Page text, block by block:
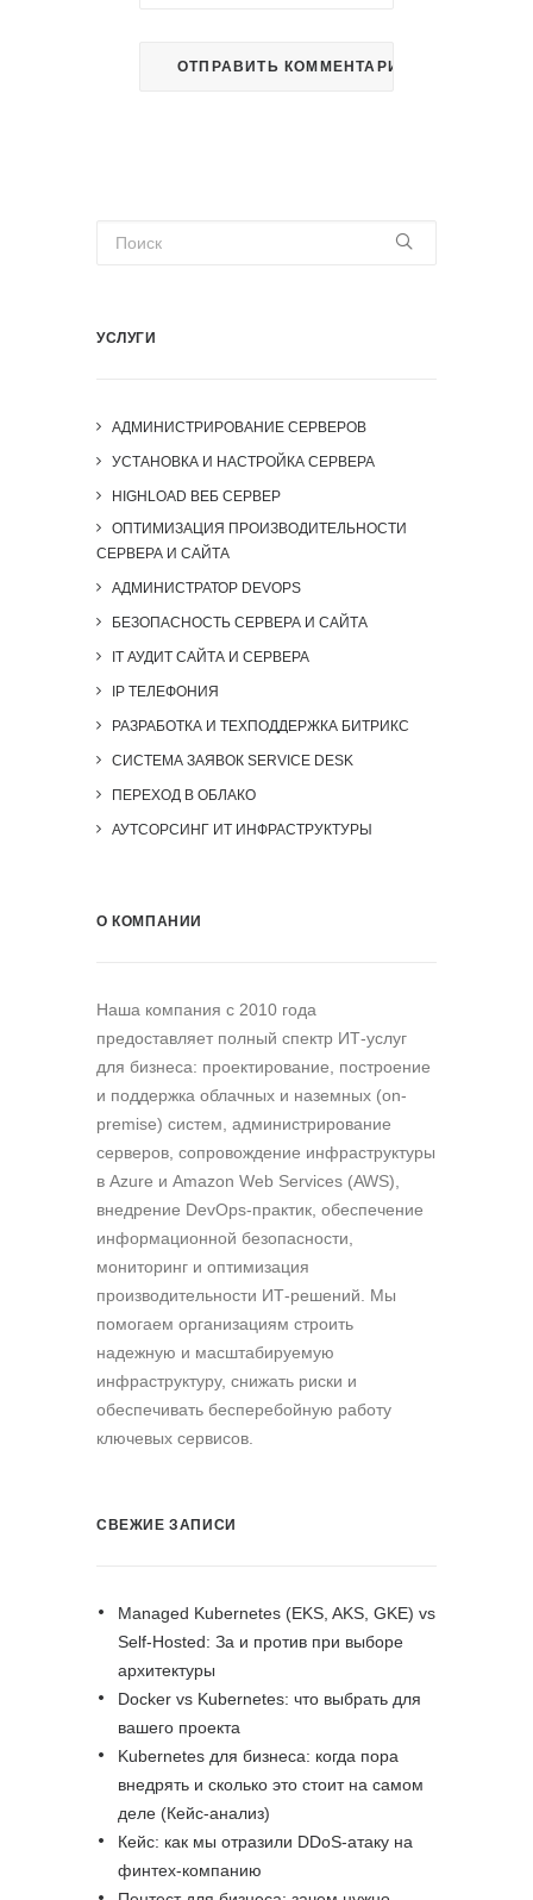
УСЛУГИ
АДМИНИСТРИРОВАНИЕ СЕРВЕРОВ
УСТАНОВКА И НАСТРОЙКА СЕРВЕРА
HIGHLOAD ВЕБ СЕРВЕР
ОПТИМИЗАЦИЯ ПРОИЗВОДИТЕЛЬНОСТИ
СЕРВЕРА И САЙТА
АДМИНИСТРАТОР DEVOPS
БЕЗОПАСНОСТЬ СЕРВЕРА И САЙТА
IT АУДИТ САЙТА И СЕРВЕРА
IP ТЕЛЕФОНИЯ
РАЗРАБОТКА И ТЕХПОДДЕРЖКА БИТРИКС
СИСТЕМА ЗАЯВОК SERVICE DESK
ПЕРЕХОД В ОБЛАКО
АУТСОРСИНГ ИТ ИНФРАСТРУКТУРЫ
О КОМПАНИИ
Наша компания c 2010 года
предоставляет полный спектр ИТ-услуг
для бизнеса: проектирование, построение
и поддержка облачных и наземных (on-
premise) систем, администрирование
серверов, сопровождение инфраструктуры
в Azure и Amazon Web Services (AWS),
внедрение DevOps-практик, обеспечение
информационной безопасности,
мониторинг и оптимизация
производительности ИТ-решений. Мы
помогаем организациям строить
надежную и масштабируемую
инфраструктуру, снижать риски и
обеспечивать бесперебойную работу
ключевых сервисов.
СВЕЖИЕ ЗАПИСИ
Managed Kubernetes (EKS, AKS, GKE) vs
Self-Hosted: За и против при выборе
архитектуры
Docker vs Kubernetes: что выбрать для
вашего проекта
Kubernetes для бизнеса: когда пора
внедрять и сколько это стоит на самом
деле (Кейс-анализ)
Кейс: как мы отразили DDoS-атаку на
финтех-компанию